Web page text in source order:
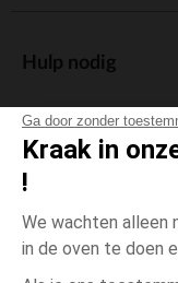
Ga door zonder
Kraak in
!
We wachten alleen
in de oven te doen
Hulp nodig